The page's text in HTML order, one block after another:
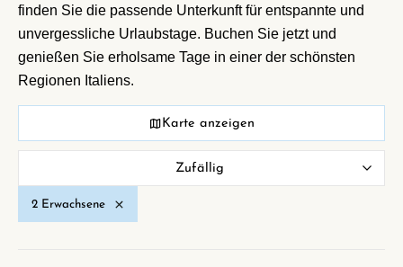
finden Sie die passende Unterkunft für entspannte und
unvergessliche Urlaubstage. Buchen Sie jetzt und
genießen Sie erholsame Tage in einer der schönsten
Regionen Italiens.
Karte anzeigen
2 Erwachsene
Zufällig